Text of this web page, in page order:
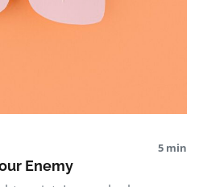
5 min
Enemy